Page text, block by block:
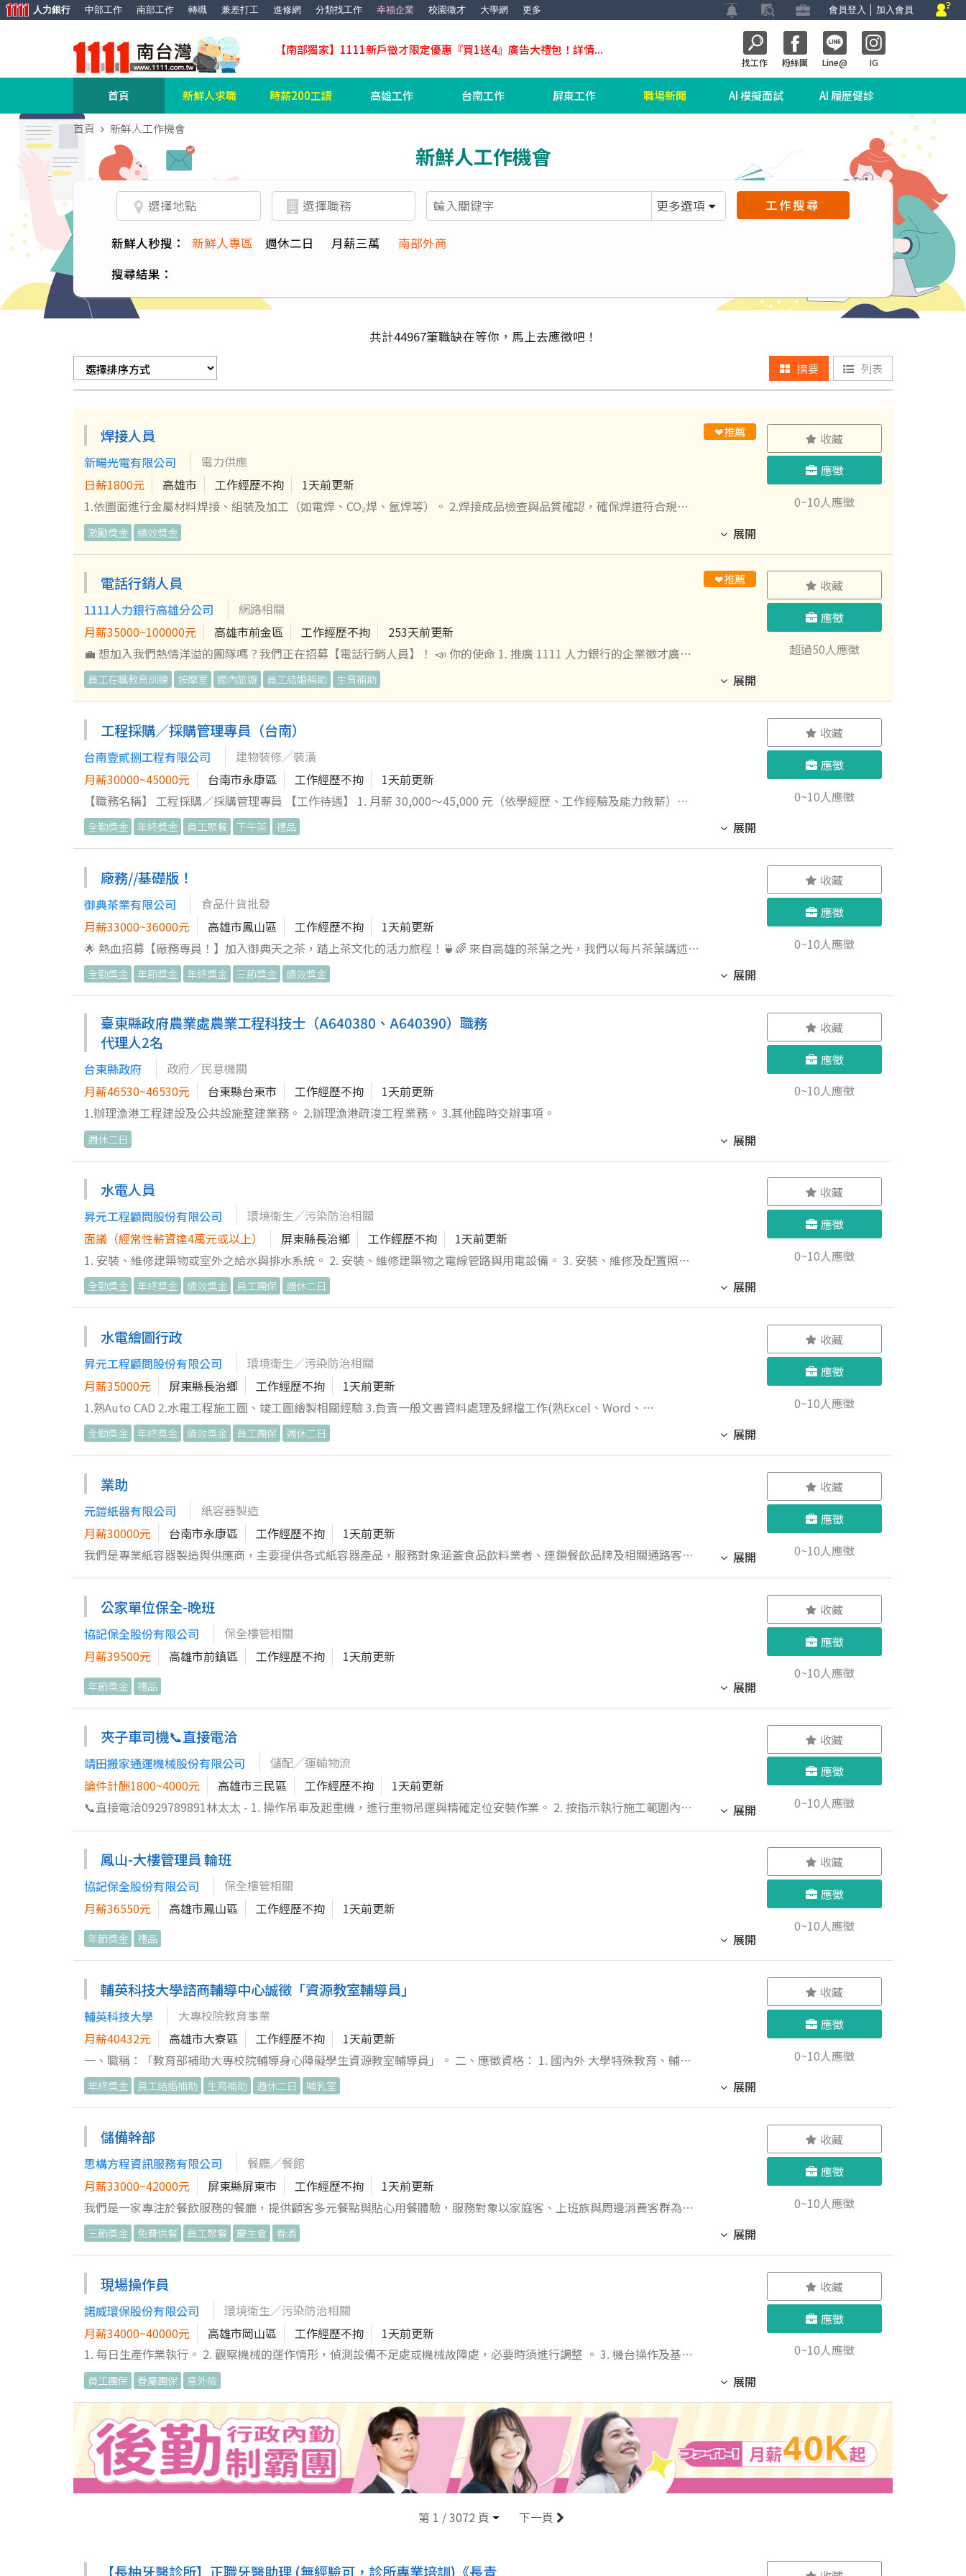
會員登入 加入會員
人力銀行 中部工作 南部工作 轉職 兼差打工 進修網 分類找工作 幸福企業 校園徵才 大學網 更多
【南部獨家】1111新戶徵才限定優惠『買1送4』廣告大禮包！詳情...
找工作 粉絲團 Line@ IG
首頁 新鮮人求職 時薪200工讀 高雄工作 台南工作 屏東工作 職場新聞 AI 模擬面試 AI 履歷健診
首頁 新鮮人工作機會
新鮮人工作機會
更多選項 工作搜尋
新鮮人秒搜： 新鮮人專區 週休二日 月薪三萬
南部外商
搜尋結果：
共計44967筆職缺在等你，馬上去應徵吧！
列表
摘要
焊接人員
新暘光電有限公司
電力供應
日薪1800元
高雄市 工作經歷不拘
1天前更新
1.依圖面進行金屬材料焊接、組裝及加工（如電焊、CO₂焊、氬焊等）。 2.焊接成品檢查與品質確認，確保焊道符合規範
及安全標準。 3.焊接設備操作、保養及工作區域整理，並配合主管交辦事項完成作業。 4.具焊接經驗，兼職可
展開
激勵獎金 績效獎金
❤推薦
收藏
應徵
0~10人應徵
電話行銷人員
1111人力銀行高雄分公司
網路相關
月薪35000~100000元
高雄市前金區 工作經歷不拘
253天前更新
💼 想加入我們熱情洋溢的團隊嗎？我們正在招募【電話行銷人員】！ 📣 你的使命 1. 推廣 1111 人力銀行的企業徵才廣
告，讓更多企業找到完美合作夥伴！ 2. 定期回訪 1111 VIP 會員企業，關懷並聯繫續約，建立長久合作的友好關係！ 3. 協
助企業建立職缺並熟悉招募系統操作，將服務從線上延續到線下！ 💵 我們提供的豐厚福利 ●底薪$35000+全勤1000+午
餐津貼+績效獎金【無上限】 ●提供國內外員工旅遊津貼，三節獎金，生日禮金 （固定或變動薪資因個人資歷或績效而
異） 🎯 我們的期待 1. 內勤辦公室工作，需要具備基本打字能力與電腦操作概念。 2. 不論你是剛畢業還是想重回職場，具
備企圖心與學習力就歡迎加入！有賺錢的熱情是加分！ 3. 完成九大職能星測驗，並將結果提供給企業參考：
https://assessment.1111.com.tw/cstar/ ✨ 準備好大展身手了嗎？ 不管你有沒有相關經驗，只要你有熱情、有行動，我們
都期待你的加入！ 一起來打造更美好的職場未來吧！
展開
員工在職教育訓練 按摩室 國內旅遊 員工結婚補助 生育補助
❤推薦
收藏
應徵
超過50人應徵
工程採購／採購管理專員（台南）
台南壹貳捌工程有限公司
建物裝修╱裝潢
月薪30000~45000元
台南市永康區 工作經歷不拘
1天前更新
【職務名稱】 工程採購／採購管理專員 【工作待遇】 1. 月薪 30,000～45,000 元（依學經歷、工作經驗及能力敘薪）。
2. 具工程採購、營造採購、建材採購相關經驗者，薪資可依能力另議。 3. 視個人工作表現提供年度調薪及績效獎金。
【工作內容】 1. 辦理工程材料、設備及施工耗材之詢價、比價、議價及採購作業。 2. 依工程進度安排採購計畫，追蹤交
貨時程，確保工程材料準時到場。 3. 協助依工程圖面估算材料數量，作為詢價、採購及備料依據。 4. 與工務、工地主任
及供應商協調材料規格、數量、交貨時間及品質。 5. 建立、維護及開發供應商資料，定期評估供應商品質、價格及交期。
6. 定期蒐集建材市場行情，進行成本分析，提出降低採購成本建議。 7. 辦理採購訂單、合約、請款、驗收及相關文件管
理。 8. 協助工程材料調度、庫存管理及採購異常處理。 9. 建立常用材料單價資料庫及採購標準作業流程（SOP）。 10. 跨
部門協調工務、倉管及廠商，確保工程採購流程順暢。 11. 完成主管交辦事項。 【應徵條件】 1. 專科以上學歷，科系不
限，工程、建築、土木、營建相關科系尤佳。 2. 熟悉 Word、Excel 等文書作業。 3. 具基本採購、成本控制及數字敏感
度。 4. 細心負責，具良好溝通協調能力及執行力。 5. 具工程採購、營造採購、建材採購或相關工作經驗者佳。 6. 熟悉工
程材料、詢價比價、供應商管理及採購流程者優先錄取。 7. 具普通小型車駕照。 【加分條件】 ✔ 具 AutoCAD 基本操作能
力。 ✔ 能閱讀工程圖面，並可協助材料數量估算。 ✔ 曾從事輕鋼架、輕隔間、天花板、室內裝修或營造工程相關工作。
✔ 熟悉科技廠房工程材料或營造工程採購流程。 【工作發展】 1. 完整學習工程採購、成本控制及供應鏈管理流程。 2. 培
養工程材料估算、成本分析及供應商管理能力。 3. 參與大型科技廠房及營建工程採購管理。 4. 視個人能力及工作表現，
提供採購管理、成本管理等職務發展及晉升機會。 【薪資與福利】 1. 年終獎金（依公司營運及個人工作表現核發）。 2.
年度薪資調整機會（依工作能力、工作表現及公司整體營運狀況評估）。 3. 績效獎勵制度（依公司制度及個人工作表現核
發）。 4. 三節禮金／禮品。 5. 勞保、健保、勞工退休金提撥。
展開
全勤獎金 年終獎金 員工聚餐 下午茶 禮品
收藏
應徵
0~10人應徵
廠務//基礎版！
御典茶業有限公司
食品什貨批發
月薪33000~36000元
高雄市鳳山區 工作經歷不拘
1天前更新
🌟 熱血招募【廠務專員！】加入御典天之茶，踏上茶文化的活力旅程！🍵🌈 來自高雄的茶葉之光，我們以每片茶葉講述傳
承與創新的故事！一起將幸福與美味帶給每位愛茶人，感受每一天的職涯都充滿茶香和回甘 🍃 💪 你的日常任務 1. 負責茶
葉原料的入庫清點及現場規劃擺放，確保搬運流程整潔有序。 2. 進行相關烘焙設備及加工機台的設置、操作與日常維護，
確保機械正常運行。 3. 參與茶葉烘焙與加工流程，嚴格按照規範執行，確保食品加工品質符合食品安全高標準。 4. 將成
品或半成品進行理貨及分類，支援包裝程序和倉儲管理作業。 5. 協助庫存檢查、物料整理及定期盤點，確保產品數量準確
與倉儲環境符合規範。 6. 持續監控生產過程，排除可能出現的設備故障，以維持穩定、安全的運營。 7. 負責執行生產現
場的衛生清潔及整頓，確保符合食品安全管理規範。 8. 配合主管指派的其他工作任務，協調與其他部門的生產運營需求，
共同提升部門效率。 🎉 準備好和我們一起推動茶文化了嗎？不論你的出身背景，我們都真誠歡迎你！快來加入御典茶業，
讓這份工作成為你職涯旅程的精彩篇章！✨ ★★★歡迎加入我們！這裡絕對杜絕香菸誘惑，並且超時有加班費，放心！我
們歷年來幾乎零加班情節！★★★
展開
全勤獎金 年節獎金 年終獎金 三節獎金 績效獎金
收藏
應徵
0~10人應徵
臺東縣政府農業處農業工程科技士（A640380、A640390）職務
代理人2名
台東縣政府
政府╱民意機關
月薪46530~46530元
台東縣台東市 工作經歷不拘
1天前更新
1.辦理漁港工程建設及公共設施整建業務。 2.辦理漁港疏浚工程業務。 3.其他臨時交辦事項。
展開
週休二日
收藏
應徵
0~10人應徵
水電人員
昇元工程顧問股份有限公司
環境衛生／污染防治相關
面議（經常性薪資達4萬元或以上）
屏東縣長治鄉 工作經歷不拘
1天前更新
1. 安裝、維修建築物或室外之給水與排水系統。 2. 安裝、維修建築物之電線管路與用電設備。 3. 安裝、維修及配置照明
設備。 4. 安裝、維修家電或廚衛設備。
展開
全勤獎金 年終獎金 績效獎金 員工團保 週休二日
收藏
應徵
0~10人應徵
水電繪圖行政
昇元工程顧問股份有限公司
環境衛生／污染防治相關
月薪35000元
屏東縣長治鄉 工作經歷不拘
1天前更新
1.熟Auto CAD 2.水電工程施工圖、竣工圖繪製相關經驗 3.負責一般文書資料處理及歸檔工作(熟Excel、Word、
PowerPoint等文書軟體) 4.協助處理庶務性行政工作
展開
全勤獎金 年終獎金 績效獎金 員工團保 週休二日
收藏
應徵
0~10人應徵
業助
元鎧紙器有限公司
紙容器製造
月薪30000元
台南市永康區 工作經歷不拘
1天前更新
我們是專業紙容器製造與供應商，主要提供各式紙容器產品，服務對象涵蓋食品飲料業者、連鎖餐飲品牌及相關通路客
誤。 3. 整理並建檔客戶基本資料、聯絡紀錄與交易紀錄，維護及更新客戶資料庫，確保資訊完整與正確。 4. 協助彙整紙
容器銷售相關數據，製作定期銷售報表及簡易分析，提供業務團隊作業及管理決策參考。 5. 協助業務人員處理日常銷售行
政事務，包括合約與訂單文件整理、簽核流程追蹤與內部表單製作等。 6. 支援部門內之後勤事務，如協調生產、倉儲及出
貨等內外部相關單位，並協助籌辦紙容器相關商業活動或客戶拜訪所需資料。 7. 使用辦公軟體（如 Excel、Word、
PowerPoint）進行資料輸入、整理及簡易報表製作，並在日常作業中運用基本財務與數字觀念（如價格試算、帳款金額
確認）。 8. 協助追蹤客戶帳款及對帳資料，與相關單位溝通款項收付狀況，確保資料紀錄一致且可追溯。 歡迎對業務支
單到出貨的完整流程，並與業務團隊一同達成客戶服務目標，誠摯邀請您投遞履歷，期待您的加入。
展開
收藏
應徵
0~10人應徵
公家單位保全-晚班
協記保全股份有限公司
保全樓管相關
月薪39500元
高雄市前鎮區 工作經歷不拘
1天前更新
展開
年節獎金 禮品
收藏
應徵
0~10人應徵
夾子車司機📞直接電洽
靖田搬家通運機械股份有限公司
儲配╱運輸物流
論件計酬1800~4000元
高雄市三民區 工作經歷不拘
1天前更新
📞直接電洽0929789891林太太 - 1. 操作吊車及起重機，進行重物吊運與精確定位安裝作業。 2. 按指示執行施工範圍內的
記錄設備使用狀況，支援現場問題即時排除與報告。 8. 持有吊車司機必要證照，掌握相關專業技能與安全知識。 9.配合調
度及主管交辦事項。 - *論件計酬為主，主管交辦事項完成，即可下班。 🧧供餐🧧員工優惠🧧春酒或尾牙🧧工作獎金
展開
收藏
應徵
0~10人應徵
鳳山-大樓管理員 輪班
協記保全股份有限公司
保全樓管相關
月薪36550元
高雄市鳳山區 工作經歷不拘
1天前更新
展開
年節獎金 禮品
收藏
應徵
0~10人應徵
輔英科技大學諮商輔導中心誠徵「資源教室輔導員」
輔英科技大學
大專校院教育事業
月薪40432元
高雄市大寮區 工作經歷不拘
1天前更新
一、職稱：「教育部補助大專校院輔導身心障礙學生資源教室輔導員」。 二、應徵資格： 1. 國內外 大學特殊教育、輔助
科技、物理治療、職能治療、語言治療與聽力、復健諮商、早期療育、心理、輔導、社會工作及教育等相關系、所或學位
學程畢業者。 2.對於身心障礙學生輔導工作具有服務熱誠者。 3.具有 身心障礙學生輔 導實務與行政工作經驗者尤佳。
三、工作內容： 1.身心障礙學生之輔導。 2.資源教室行政工作。 3.規劃身心障礙學生輔導方案或活動推廣。 4.協助諮商輔
導中心各項業務推展。 5.其他交辦事項。 四、薪資待遇： 1.依「教育部補助大專校院招收及輔導身心障礙學生實施要點」
規定之給薪標準： （1 ）學士/碩士畢業未通過大專校院特殊教育專業資格認定者為 280 俸點起，每月薪資40432 元。 （2
）學士畢業並通過大專校院特殊教育專業資格認定者為 312 俸點起，每月薪資45053 元。 （3 ）碩士畢業並通過大專校院
特殊教育專業資格認定者為 328 俸點起，每月薪資47363 元。 2.配合教育部公告之薪點聘用及考核調薪，年終獎金 1.5 個
月(依考核及到職月份比例計算)。 3.可加入本校員工福利委員會，享有三節禮金、 員工健檢、旅遊補助及不定期辦理團康
活動。 五、檢附資料： 1.履歷表(附近照乙張)、基本資料、自傳、成績單、學歷證件影本、工作經歷證明影本。 2. 輔導專
長、心得 及對工作期許。 3. 其他有益審查之資料 。 六、應徵方式： 如有符合資格且有意願者請將前述之〝檢附資料〞郵
寄至「(831)高雄市大寮區永芳里進學路151號輔英科技大學人事室」收，並請於信封右上角註明「應徵資源教室輔導
員」。來函務必註明聯絡電話或手機號碼，合則通知甄試，不合者恕不退件及函覆。聯絡請洽：07-7811151轉2270諮商
輔導中心吳心理師。 七、截止收件日期： 即日至115年8月25日(二)截止（以郵戳為憑）。
展開
年終獎金 員工結婚補助 生育補助 週休二日 哺乳室
收藏
應徵
0~10人應徵
儲備幹部
思構方程資訊服務有限公司
餐廳／餐館
月薪33000~42000元
屏東縣屏東市 工作經歷不拘
1天前更新
我們是一家專注於餐飲服務的餐廳，提供顧客多元餐點與貼心用餐體驗，服務對象以家庭客、上班族與周邊消費客群為
主，致力於建立穩定且高品質的用餐環境。 餐飲服務業之內外場管理幹部之工作內容 工作內容： 1. 學習並熟悉餐廳整體
營運流程，包含內場備料、出餐流程及外場服務標準，為未來擔任管理職做準備。 2. 協助門市值班管理，包含人力調配、
現場動線與桌況掌控，確保營運順暢。 3. 負責用餐環境與餐點品質的檢查與維護，確保符合公司衛生與服務標準。 4. 協
助庫存與物料管理，包含進貨驗收、庫存盤點與耗材控管，降低成本浪費。 5. 參與並執行員工培訓與工作指導，培養團隊
服務技巧與工作效率。 6. 協助處理顧客問題與意見反應，適時安撫與追蹤客訴狀況，維持良好顧客關係。 7. 熟悉並遵守
公司各項營運規章與相關法規，協助落實店內安全及職場紀律管理。 8. 協助執行行銷活動、促銷方案與營業目標達成，提
升門市業績表現。 如果你對餐飲管理與門市營運具熱忱，願意從基層紮實學習並成長為幹部，歡迎加入我們的團隊，成為
未來餐廳營運的重要戰力，期待你的履歷投遞與加入。
展開
三節獎金 免費供餐 員工聚餐 慶生會 春酒
收藏
應徵
0~10人應徵
現場操作員
諾威環保股份有限公司
環境衛生／污染防治相關
月薪34000~40000元
高雄市岡山區 工作經歷不拘
1天前更新
1. 每日生產作業執行。 2. 觀察機械的運作情形，偵測設備不足處或機械故障處，必要時須進行調整 。 3. 機台操作及基本
保養。 4. 天車及堆高機廢油汙泥吊掛移動。 5. 現場清潔。 6. 其他主管交辦事項。
展開
員工團保 眷屬團保 意外險
收藏
應徵
0~10人應徵
第 1 / 3072 頁 下一頁
【長柚牙醫診所】正職牙醫助理 (無經驗可，診所專業培訓)《長青